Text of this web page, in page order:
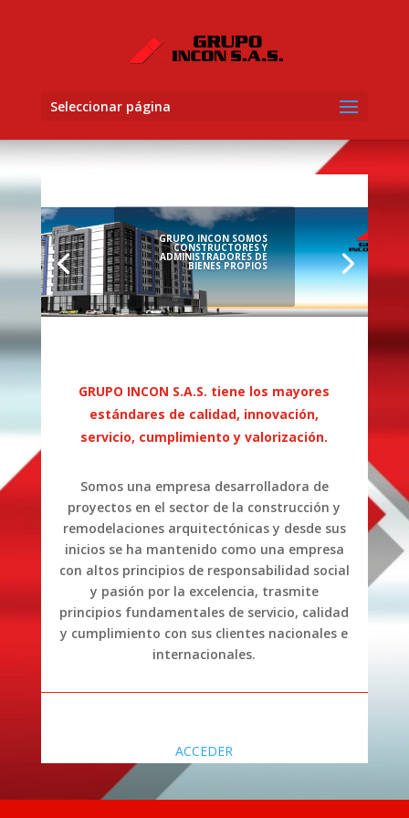
Seleccionar página
GRUPO INCON SOMOS
CONSTRUCTORES Y
ADMINISTRADORES DE
BIENES PROPIOS
GRUPO INCON S.A.S. tiene los mayores
estándares de calidad, innovación,
servicio, cumplimiento y valorización.
Somos una empresa desarrolladora de
proyectos en el sector de la construcción y
remodelaciones arquitectónicas y desde sus
inicios se ha mantenido como una empresa
con altos principios de responsabilidad social
y pasión por la excelencia, trasmite
principios fundamentales de servicio, calidad
y cumplimiento con sus clientes nacionales e
internacionales.
ACCEDER